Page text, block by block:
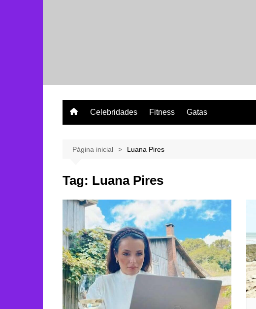
Celebridades Fitness Gatas
Página inicial Luana Pires
Tag: Luana Pires